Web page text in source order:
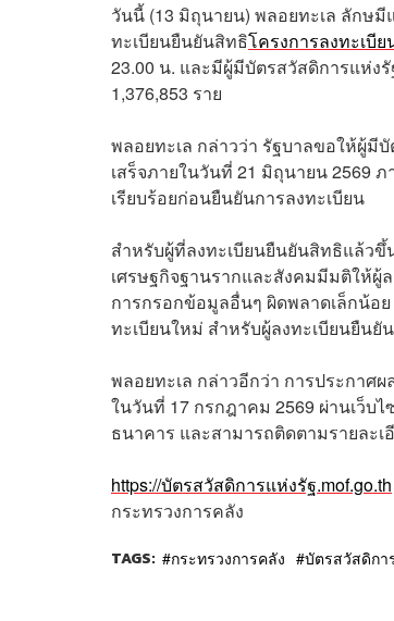
วันนี้ (13 มิถุนายน) พลอยทะเล ลักษมี
ทะเบียนยืนยันสิทธิโครงการลงทะเบี
23.00 น. และมีผู้มีบัตรสวัสดิการแห่ง
1,376,853 ราย
พลอยทะเล กล่าวว่า รัฐบาลขอให้ผู้มี
เสร็จภายในวันที่ 21 มิถุนายน 2569
เรียบร้อยก่อนยืนยันการลงทะเบียน
สำหรับผู้ที่ลงทะเบียนยืนยันสิทธิแล้ว
เศรษฐกิจฐานรากและสังคมมีมติให้
การกรอกข้อมูลอื่นๆ ผิดพลาดเล็กน้อ
ทะเบียนใหม่ สำหรับผู้ลงทะเบียนยืน
พลอยทะเล กล่าวอีกว่า การประกาศ
ในวันที่ 17 กรกฎาคม 2569 ผ่านเว็บ
ธนาคาร และสามารถติดตามรายละเ
https://บัตรสวัสดิการแห่งรัฐ.mof.go.th
กระทรวงการคลัง
TAGS: กระทรวงการคลัง บัตรสวัสดิกา